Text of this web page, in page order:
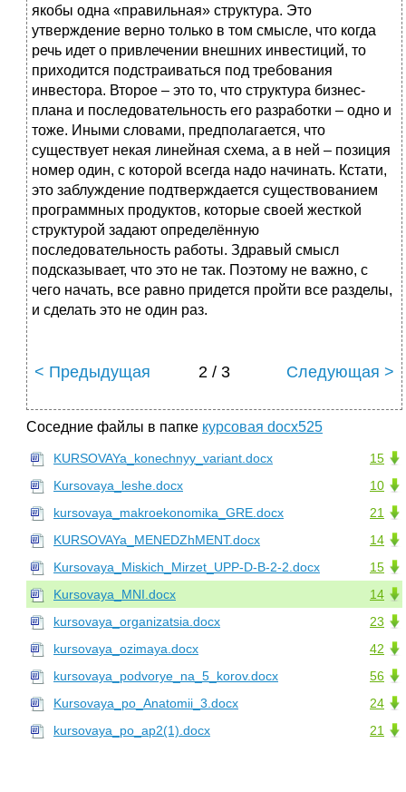
якобы одна «правильная» структура. Это
утверждение верно только в том смысле, что когда
речь идет о привлечении внешних инвестиций, то
приходится подстраиваться под требования
инвестора. Второе – это то, что структура бизнес-
плана и последовательность его разработки – одно и
тоже. Иными словами, предполагается, что
существует некая линейная схема, а в ней – позиция
номер один, с которой всегда надо начинать. Кстати,
это заблуждение подтверждается существованием
программных продуктов, которые своей жесткой
структурой задают определённую
последовательность работы. Здравый смысл
подсказывает, что это не так. Поэтому не важно, с
чего начать, все равно придется пройти все разделы,
и сделать это не один раз.
< Предыдущая 2 / 3 Следующая >
Соседние файлы в папке курсовая docx525
15
KURSOVAYa_konechnyy_variant.docx
10
Kursovaya_leshe.docx
21
kursovaya_makroekonomika_GRE.docx
14
KURSOVAYa_MENEDZhMENT.docx
15
Kursovaya_Miskich_Mirzet_UPP-D-B-2-2.docx
14
Kursovaya_MNI.docx
23
kursovaya_organizatsia.docx
42
kursovaya_ozimaya.docx
56
kursovaya_podvorye_na_5_korov.docx
24
Kursovaya_po_Anatomii_3.docx
21
kursovaya_po_ap2(1).docx